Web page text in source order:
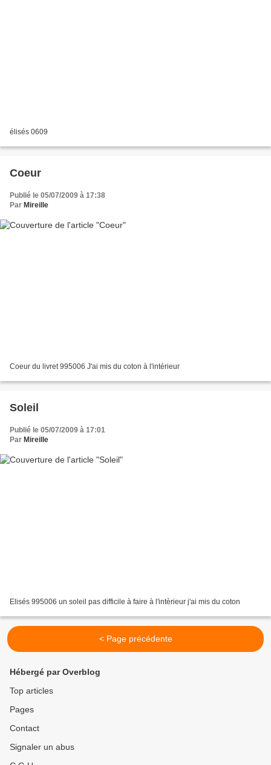
élisés 0609
Coeur
Publié le 05/07/2009 à 17:38
Par Mireille
Coeur du livret 995006 J'ai mis du coton à l'intérieur
Soleil
Publié le 05/07/2009 à 17:01
Par Mireille
Elisés 995006 un soleil pas difficile à faire à l'intèrieur j'ai mis du coton
< Page précédente
Hébergé par Overblog
Top articles
Pages
Contact
Signaler un abus